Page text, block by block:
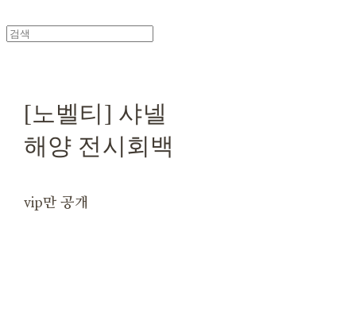
[노벨티] 샤넬
해양 전시회백
vip만 공개